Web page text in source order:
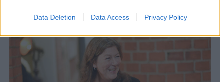
Data Deletion Data Access Privacy Policy